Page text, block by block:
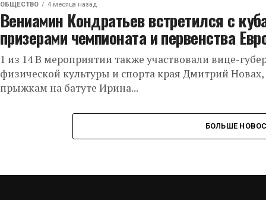
ОБЩЕСТВО 4 месяца назад
Вениамин Кондратьев встретился с
призерами чемпионата и первенства
1 из 14 В мероприятии также участвовали вице-
физической культуры и спорта края Дмитрий
прыжкам на батуте Ирина...
БОЛЬШЕ